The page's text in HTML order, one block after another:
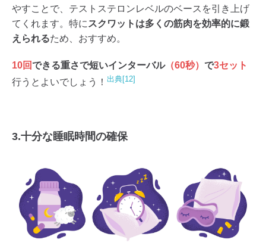
やすことで、テストステロンレベルのベースを引き上げ
てくれます。特に スクワットは多くの筋肉を効率的に鍛
えられるため、おすすめ。
10回できる重さで短いインターバル（60秒） で3セット
行うとよいでしょう！ 出典[12]
3.十分な睡眠時間の確保